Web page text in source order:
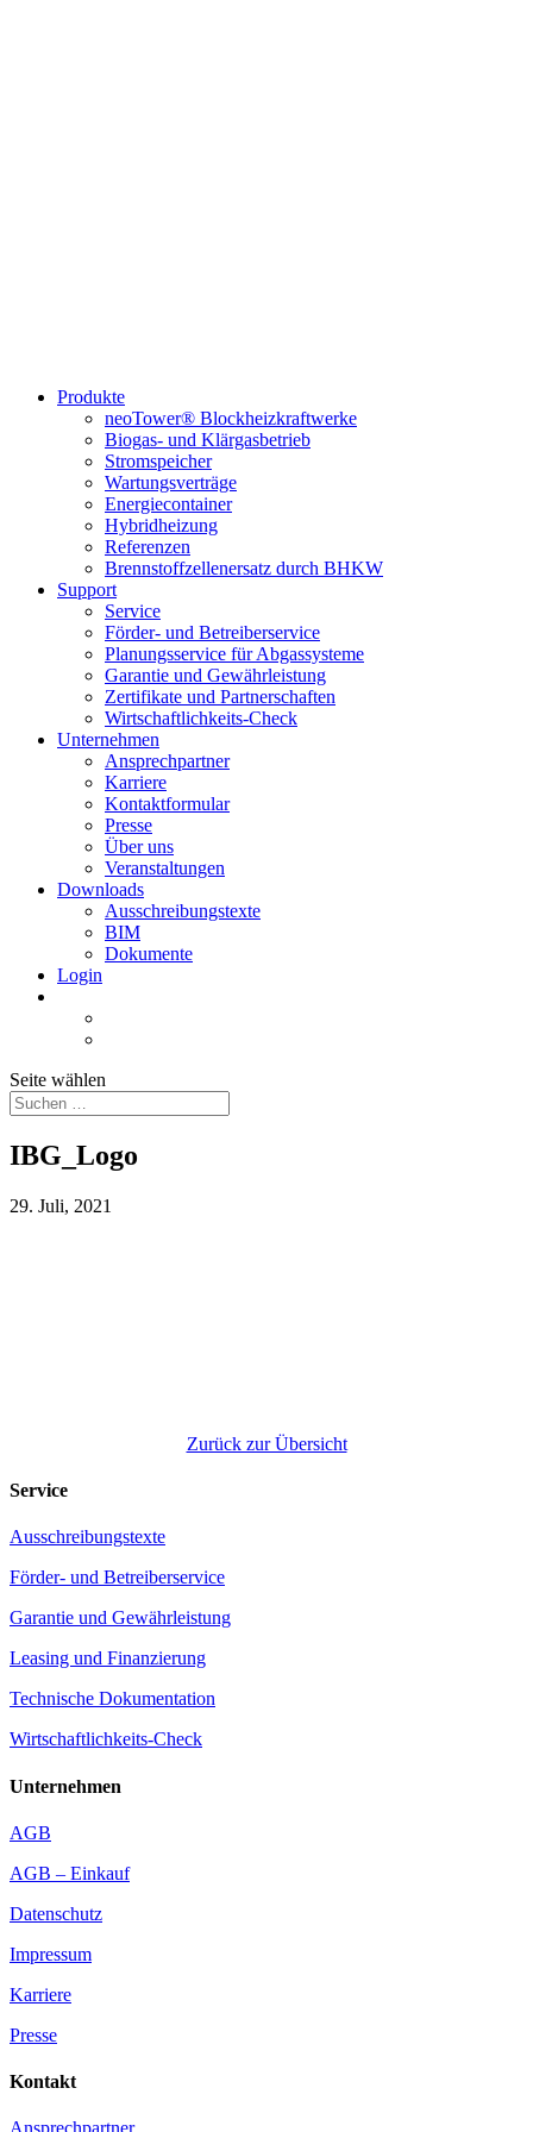
Produkte
neoTower® Blockheizkraftwerke
Biogas- und Klärgasbetrieb
Stromspeicher
Wartungsverträge
Energiecontainer
Hybridheizung
Referenzen
Brennstoffzellenersatz durch BHKW
Support
Service
Förder- und Betreiberservice
Planungsservice für Abgassysteme
Garantie und Gewährleistung
Zertifikate und Partnerschaften
Wirtschaftlichkeits-Check
Unternehmen
Ansprechpartner
Karriere
Kontaktformular
Presse
Über uns
Veranstaltungen
Downloads
Ausschreibungstexte
BIM
Dokumente
Login
Seite wählen
IBG_Logo
29. Juli, 2021
Zurück zur Übersicht
Service
Ausschreibungstexte
Förder- und Betreiberservice
Garantie und Gewährleistung
Leasing und Finanzierung
Technische Dokumentation
Wirtschaftlichkeits-Check
Unternehmen
AGB
AGB – Einkauf
Datenschutz
Impressum
Karriere
Presse
Kontakt